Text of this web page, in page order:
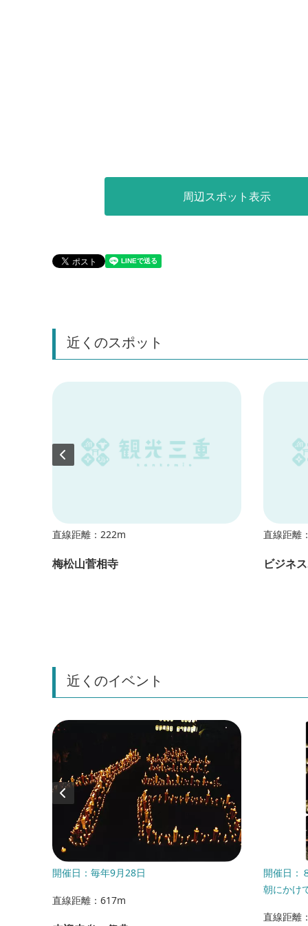
周辺スポット表示
近くのスポット
直線距離：222m
梅松山菅相寺
直線距離
ビジネ
近くのイベント
開催日：毎年9月28日
直線距離：617m
開催日：
朝にかけ
直線距離